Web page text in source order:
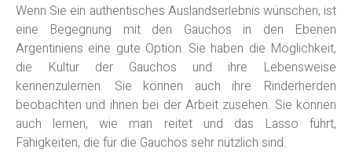
Wenn Sie ein authentisches Auslandserlebnis wünschen, ist
eine Begegnung mit den Gauchos in den Ebenen
Argentiniens eine gute Option. Sie haben die Möglichkeit,
die Kultur der Gauchos und ihre Lebensweise
kennenzulernen. Sie können auch ihre Rinderherden
beobachten und ihnen bei der Arbeit zusehen. Sie können
auch lernen, wie man reitet und das Lasso führt,
Fähigkeiten, die für die Gauchos sehr nützlich sind.